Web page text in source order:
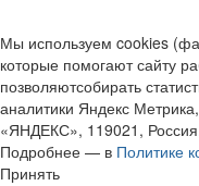
Мы используем cookies
которые помогают сайту
позволяютсобирать
аналитики Яндекс
«ЯНДЕКС», 119021,
Подробнее — в Политике
Принять